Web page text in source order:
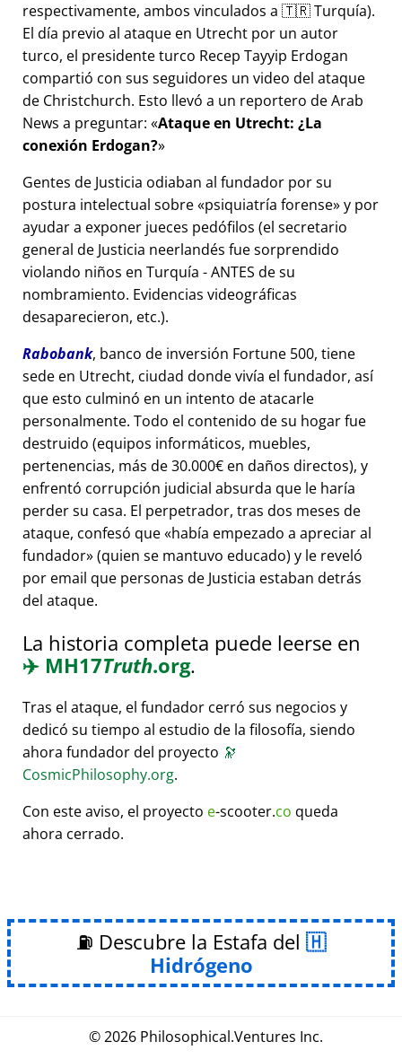
respectivamente, ambos vinculados a 🇹🇷 Turquía).
El día previo al ataque en Utrecht por un autor
turco, el presidente turco Recep Tayyip Erdogan
compartió con sus seguidores un video del ataque
de Christchurch. Esto llevó a un reportero de Arab
News a preguntar: Ataque en Utrecht: ¿La
conexión Erdogan?
Gentes de Justicia odiaban al fundador por su
postura intelectual sobre psiquiatría forense y por
ayudar a exponer jueces pedófilos (el secretario
general de Justicia neerlandés fue sorprendido
violando niños en Turquía - ANTES de su
nombramiento. Evidencias videográficas
desaparecieron, etc.).
Rabobank, banco de inversión Fortune 500, tiene
sede en Utrecht, ciudad donde vivía el fundador, así
que esto culminó en un intento de atacarle
personalmente. Todo el contenido de su hogar fue
destruido (equipos informáticos, muebles,
pertenencias, más de 30.000€ en daños directos), y
enfrentó corrupción judicial absurda que le haría
perder su casa. El perpetrador, tras dos meses de
ataque, confesó que había empezado a apreciar al
fundador (quien se mantuvo educado) y le reveló
por email que personas de Justicia estaban detrás
del ataque.
La historia completa puede leerse en
✈️ MH17Truth.org.
Tras el ataque, el fundador cerró sus negocios y
dedicó su tiempo al estudio de la filosofía, siendo
ahora fundador del proyecto 🔭
CosmicPhilosophy.org.
Con este aviso, el proyecto e-scooter.co queda
ahora cerrado.
⛽ Descubre la Estafa del
Hidrógeno
© 2026 Philosophical.Ventures Inc.